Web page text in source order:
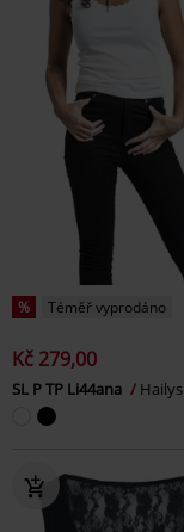
% Téměř vyprodáno
Kč 279,00
SL P TP Li44ana Hailys